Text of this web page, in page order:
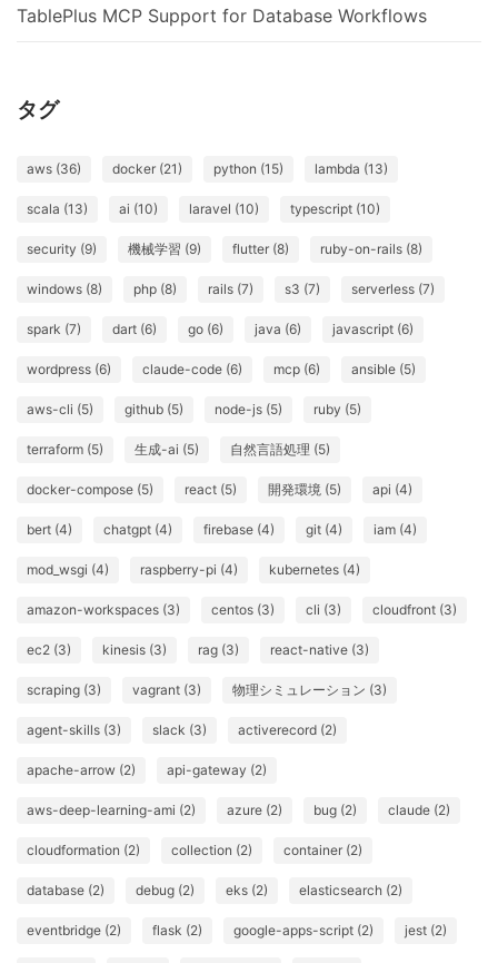
TablePlus MCP Support for Database Workflows
タグ
aws (36) docker (21) python (15) lambda (13)
scala (13) ai (10) laravel (10) typescript (10)
security (9) 機械学習 (9) flutter (8) ruby-on-rails (8)
windows (8) php (8) rails (7) s3 (7) serverless (7)
spark (7) dart (6) go (6) java (6) javascript (6)
wordpress (6) claude-code (6) mcp (6) ansible (5)
aws-cli (5) github (5) node-js (5) ruby (5)
terraform (5) 生成-ai (5) 自然言語処理 (5)
docker-compose (5) react (5) 開発環境 (5) api (4)
bert (4) chatgpt (4) firebase (4) git (4) iam (4)
mod_wsgi (4) raspberry-pi (4) kubernetes (4)
amazon-workspaces (3) centos (3) cli (3) cloudfront (3)
ec2 (3) kinesis (3) rag (3) react-native (3)
scraping (3) vagrant (3) 物理シミュレーション (3)
agent-skills (3) slack (3) activerecord (2)
apache-arrow (2) api-gateway (2)
aws-deep-learning-ami (2) azure (2) bug (2) claude (2)
cloudformation (2) collection (2) container (2)
database (2) debug (2) eks (2) elasticsearch (2)
eventbridge (2) flask (2) google-apps-script (2) jest (2)